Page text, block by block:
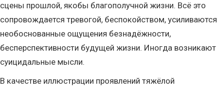
сцены прошлой, якобы благополучной жизни. Всё это
сопровождается тревогой, беспокойством, усиливаются
необоснованные ощущения безнадёжности,
бесперспективности будущей жизни. Иногда возникают
суицидальные мысли.
В качестве иллюстрации проявлений тяжёлой